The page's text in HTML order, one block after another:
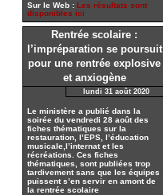
Sur le Web : Les résultats sont
disponibles ici
Rentrée scolaire :
l’impréparation se poursuit
pour une rentrée explosive
et anxiogène
lundi 31 août 2020
Le ministère a publié dans la
soirée du vendredi 28 août des
fiches thématiques sur la
restauration, l’EPS, l’éducation
musicale,l’internat et les
récréations. Ces fiches
thématiques, sont publiées trop
tardivement sans que les équipes
puissent s’en servir en amont de
la rentrée scolaire